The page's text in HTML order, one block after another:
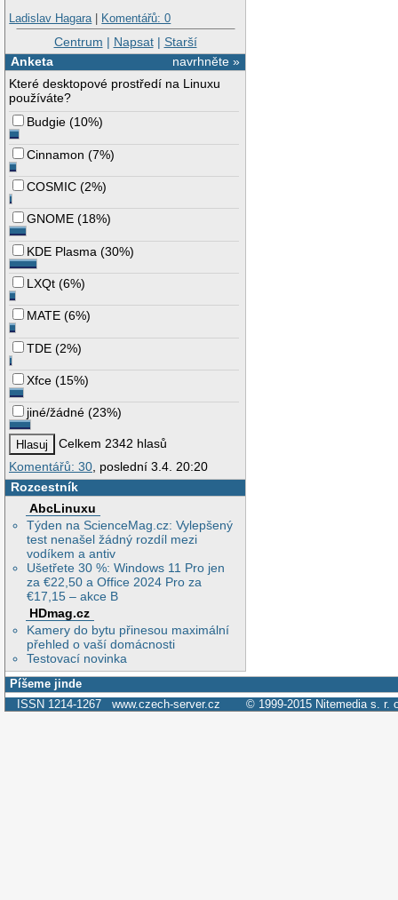
Ladislav Hagara| Komentářů: 0
Centrum | Napsat| Starší
navrhněte »
Anketa
Které desktopové prostředí na Linuxu
používáte?
Budgie (10%)
Cinnamon (7%)
COSMIC (2%)
GNOME (18%)
KDE Plasma (30%)
LXQt (6%)
MATE (6%)
TDE (2%)
Xfce (15%)
jiné/žádné (23%)
Celkem 2342 hlasů
Komentářů: 30 , poslední 3.4. 20:20
Rozcestník
AbcLinuxu
Týden na ScienceMag.cz: Vylepšený
test nenašel žádný rozdíl mezi
vodíkem a antiv
Ušetřete 30 %: Windows 11 Pro jen
za €22,50 a Office 2024 Pro za
€17,15 – akce B
HDmag.cz
Kamery do bytu přinesou maximální
přehled o vaší domácnosti
Testovací novinka
Píšeme jinde
ISSN 1214-1267 www.czech-server.cz © 1999-2015 Nitemedia s. r.